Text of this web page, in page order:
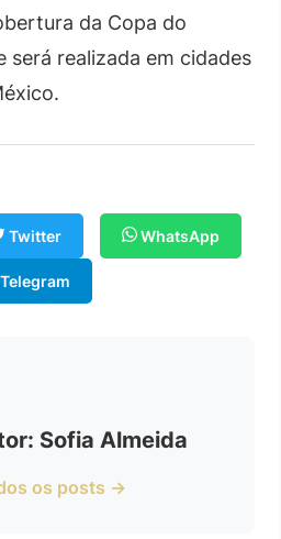
da Copa do
será realizada em cidades
Twitter WhatsApp
Telegram
Sofia Almeida
os posts →